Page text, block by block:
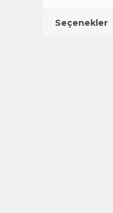
Seçenekler